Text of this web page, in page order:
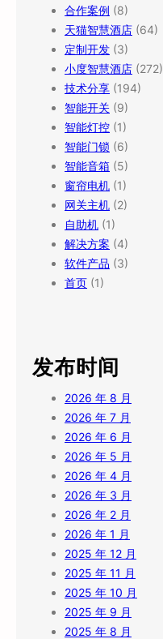
合作案例 (8)
天猫智慧酒店 (64)
定制开发 (3)
小度智慧酒店 (272)
技术分享 (194)
智能开关 (9)
智能灯控 (1)
智能门锁 (6)
智能音箱 (5)
窗帘电机 (1)
网关主机 (2)
自助机 (1)
解决方案 (4)
软件产品 (3)
首页 (1)
发布时间
2026 年 8 月
2026 年 7 月
2026 年 6 月
2026 年 5 月
2026 年 4 月
2026 年 3 月
2026 年 2 月
2026 年 1 月
2025 年 12 月
2025 年 11 月
2025 年 10 月
2025 年 9 月
2025 年 8 月